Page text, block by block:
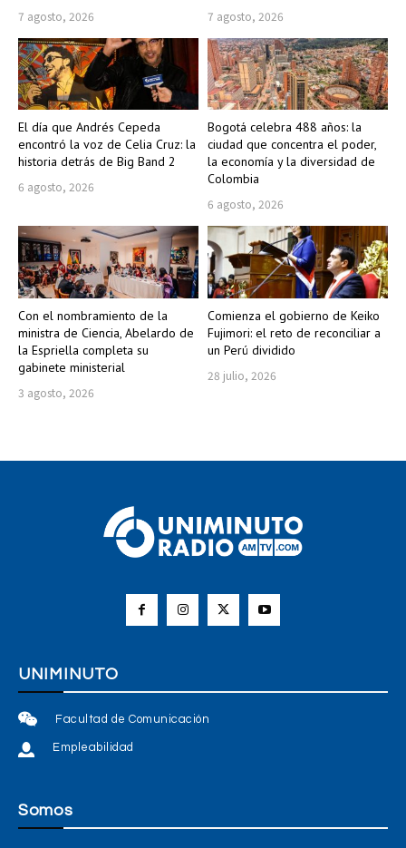
7 agosto, 2026 7 agosto, 2026
El día que Andrés Cepeda
encontró la voz de Celia Cruz: la
historia detrás de Big Band 2
6 agosto, 2026
Bogotá celebra 488 años: la
ciudad que concentra el poder,
la economía y la diversidad de
Colombia
6 agosto, 2026
Con el nombramiento de la
ministra de Ciencia, Abelardo de
la Espriella completa su
gabinete ministerial
3 agosto, 2026
Comienza el gobierno de Keiko
Fujimori: el reto de reconciliar a
un Perú dividido
28 julio, 2026
UNIMINUTO
Facultad de Comunicación
Empleabilidad
Somos